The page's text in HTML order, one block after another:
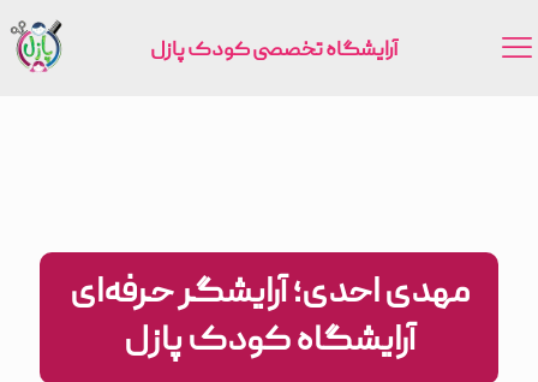
آرایشگاه تخصصی کودک پازل
مهدی احدی؛ آرایشگر حرفه‌ای
آرایشگاه کودک پازل